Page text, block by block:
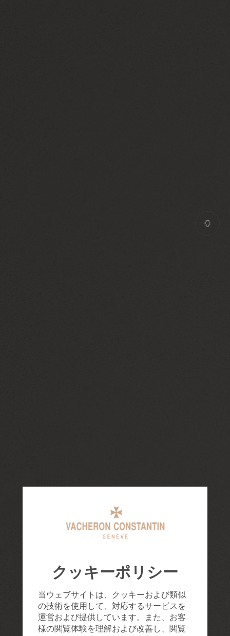
クッキーポリシー
当ウェブサイトは、クッキーおよび類似
の技術を使用して、対応するサービスを
運営および提供しています。また、お客
様の閲覧体験を理解および改善し、閲覧